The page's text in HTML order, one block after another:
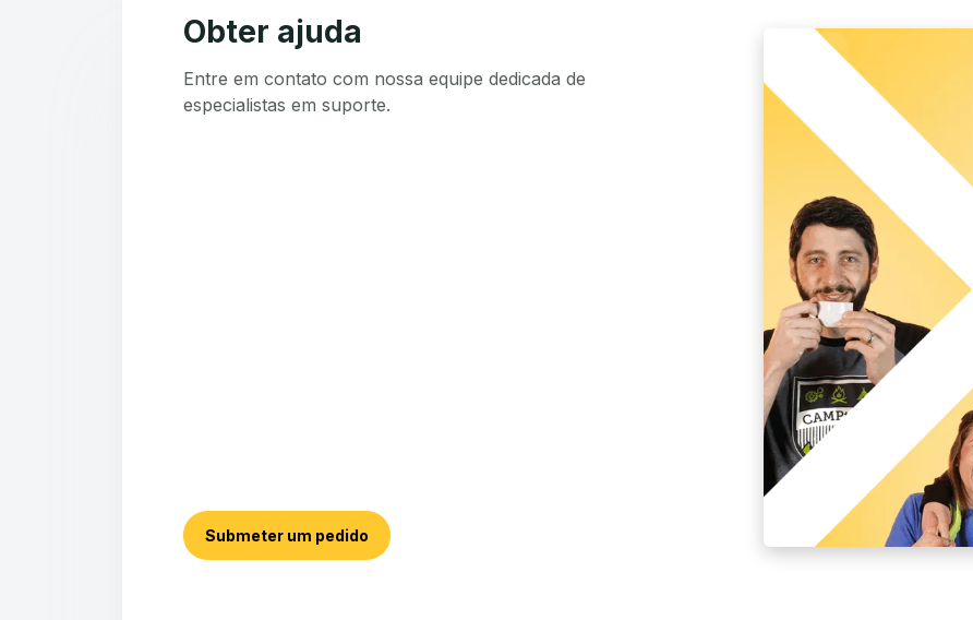
Obter ajuda
Entre em contato com nossa equipe dedicada de
especialistas em suporte.
Submeter um pedido